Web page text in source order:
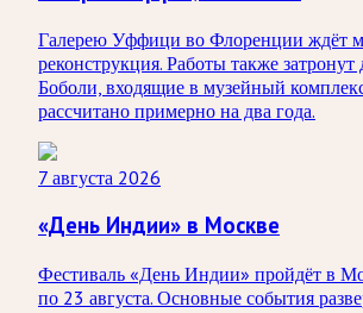
Галерею Уффици во Флоренции ждёт
реконструкция. Работы также
Боболи, входящие в музейный
рассчитано примерно на два года.
7 августа 2026
«День Индии» в Москве
Фестиваль «День Индии» пройдёт в
по 23 августа. Основные события